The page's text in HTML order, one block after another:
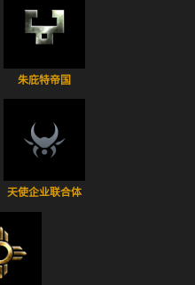
朱庇特帝国
天使企业联合体